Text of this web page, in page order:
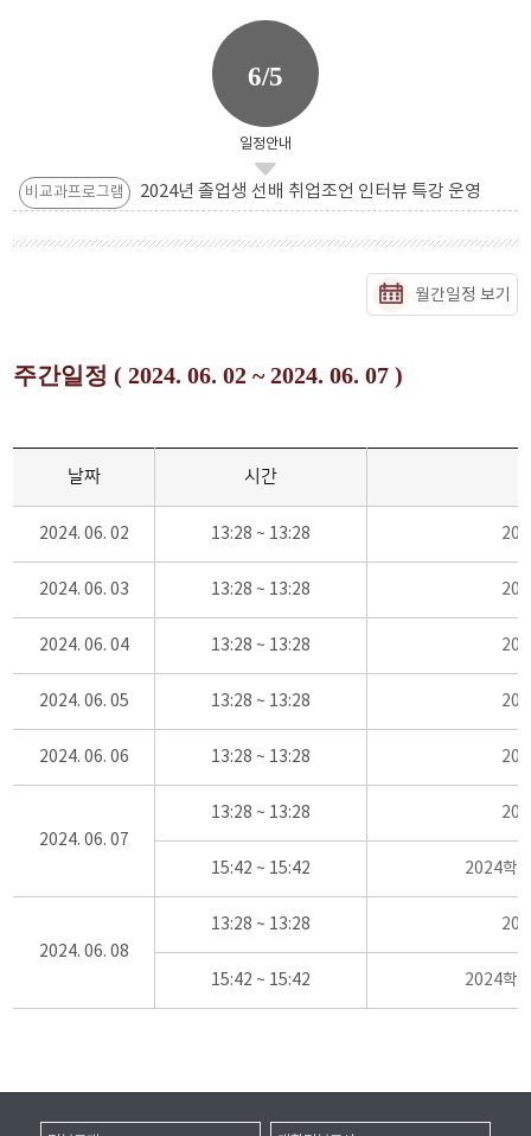
6/5
일정안내
비교과프로그램 2024년 졸업생 선배 취업조언 인터뷰 특강 운영
월간일정 보기
주간일정 ( 2024. 06. 02 ~ 2024. 06. 07 )
날짜 시간
2024. 06. 02 13:28 ~ 13:28
2024. 06. 03 13:28 ~ 13:28
2024. 06. 04 13:28 ~ 13:28
2024. 06. 05 13:28 ~ 13:28
2024. 06. 06 13:28 ~ 13:28
2024. 06. 07
13:28 ~ 13:28
15:42 ~ 15:42 2024학
2024. 06. 08
13:28 ~ 13:28
15:42 ~ 15:42 2024학